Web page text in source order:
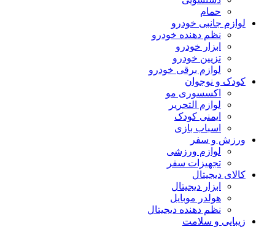
حمام
لوازم جانبی خودرو
نظم دهنده خودرو
ابزار خودرو
تزیین خودرو
لوازم برقی خودرو
کودک و نوجوان
اکسسوری مو
لوازم التحریر
ایمنی کودک
اسباب بازی
ورزش و سفر
لوازم ورزشی
تجهیزات سفر
کالای دیجیتال
ابزار دیجیتال
هولدر موبایل
نظم دهنده دیجیتال
زیبایی و سلامت